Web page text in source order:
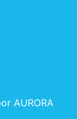
AURORA